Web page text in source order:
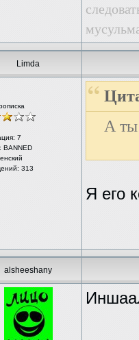
Limda
7
BANNED
313
А ты
Я его
alsheeshany